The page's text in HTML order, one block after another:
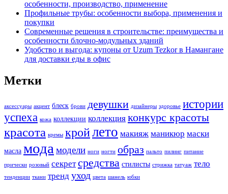
особенности, производство, применение
Профильные трубы: особенности выбора, применения и
покупки
Современные решения в строительстве: преимущества и
особенности блочно-модульных зданий
Удобство и выгода: купоны от Uzum Tezkor в Намангане
для доставки еды в офис
Метки
аксессуары акцент блеск брови девушки дизайнеры здоровье истории
успеха кожа коллекции коллекция конкурс красоты
красота кремы кройлето макияж маникюр маски
масла мода модели ноги ногти образ пальто пилинг питание
прически розовый секрет средства стилисты стрижка татуаж тело
тенденции ткани тренд уход цвета шанель юбки